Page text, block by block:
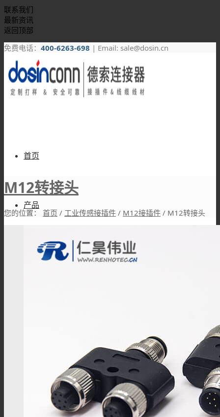
联系我们
最新资讯
返回顶部
免费电话： 400-6263-698 | Email: sale@dosin.cn
首页
产品
储能连接器
高压互锁连接器
高压互锁线材
M12转接头
您的位置： 首页 / 工业传感接插件 / M12接插件 / M12转接头